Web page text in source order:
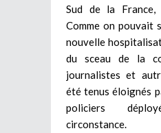
Sud de la France,
Comme on pouvait
nouvelle
du sceau de la
journalistes et
été tenus éloignés
policiers
circonstance.